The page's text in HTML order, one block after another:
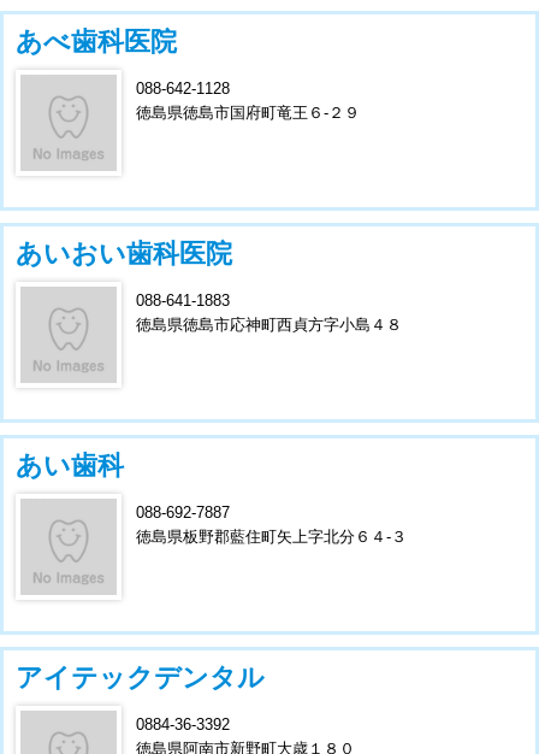
あべ歯科医院
088-642-1128
徳島県徳島市国府町竜王６-２９
あいおい歯科医院
088-641-1883
徳島県徳島市応神町西貞方字小島４８
あい歯科
088-692-7887
徳島県板野郡藍住町矢上字北分６４-３
アイテックデンタル
0884-36-3392
徳島県阿南市新野町大歳１８０